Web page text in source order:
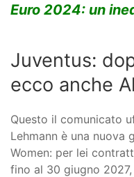
Euro 2024: un
Juventus:
ecco anche
Questo il comunicato
Lehmann è una nuova
Women: per lei
fino al 30 giugno 2027,